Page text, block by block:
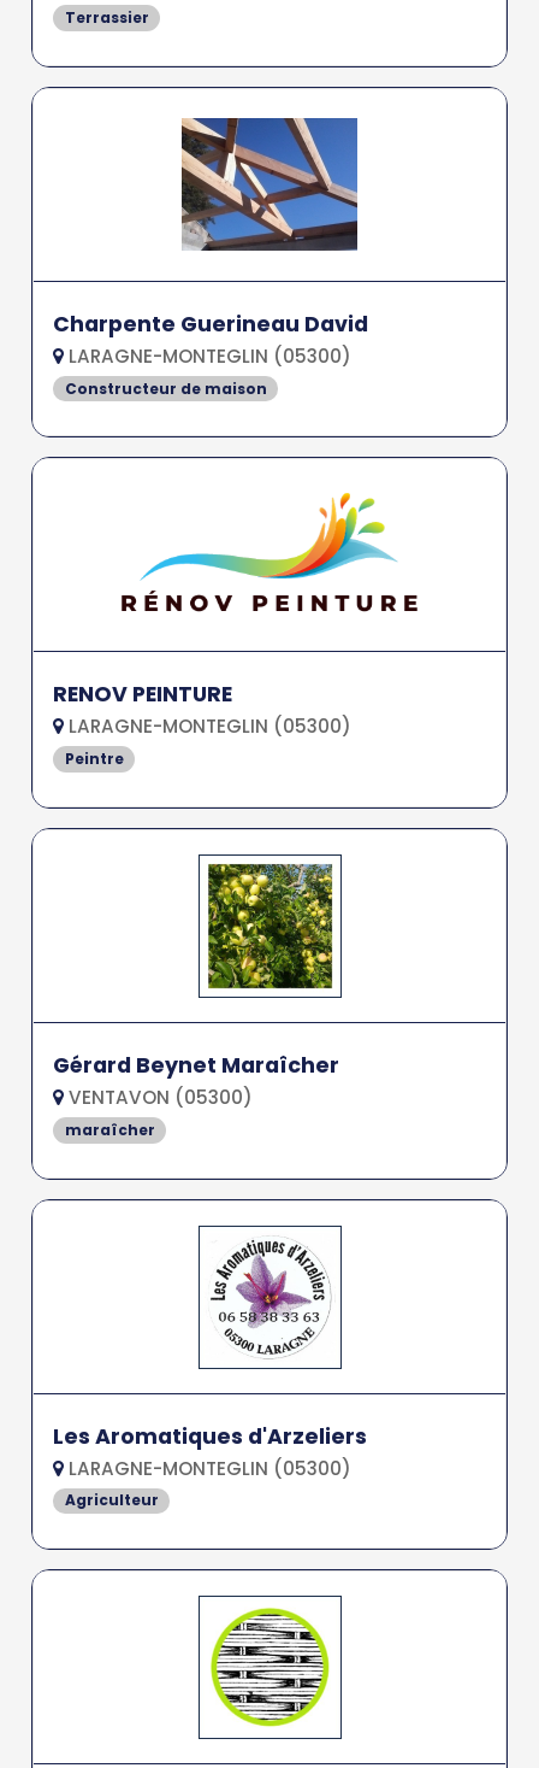
Terrassier
Charpente Guerineau David
LARAGNE-MONTEGLIN (05300)
Constructeur de maison
RENOV PEINTURE
LARAGNE-MONTEGLIN (05300)
Peintre
Gérard Beynet Maraîcher
VENTAVON (05300)
maraîcher
Les Aromatiques d'Arzeliers
LARAGNE-MONTEGLIN (05300)
Agriculteur